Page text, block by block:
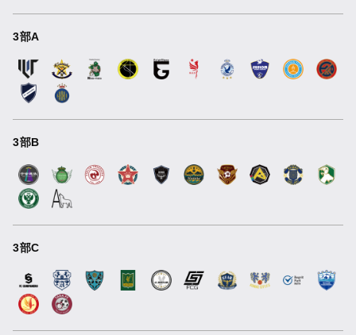
3部A
3部B
3部C